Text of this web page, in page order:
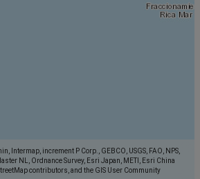
Intermap, increment P Corp., GEBCO, USGS, FAO, NPS,
NL, Ordnance Survey, Esri Japan, METI, Esri China
contributors, and the GIS User Community